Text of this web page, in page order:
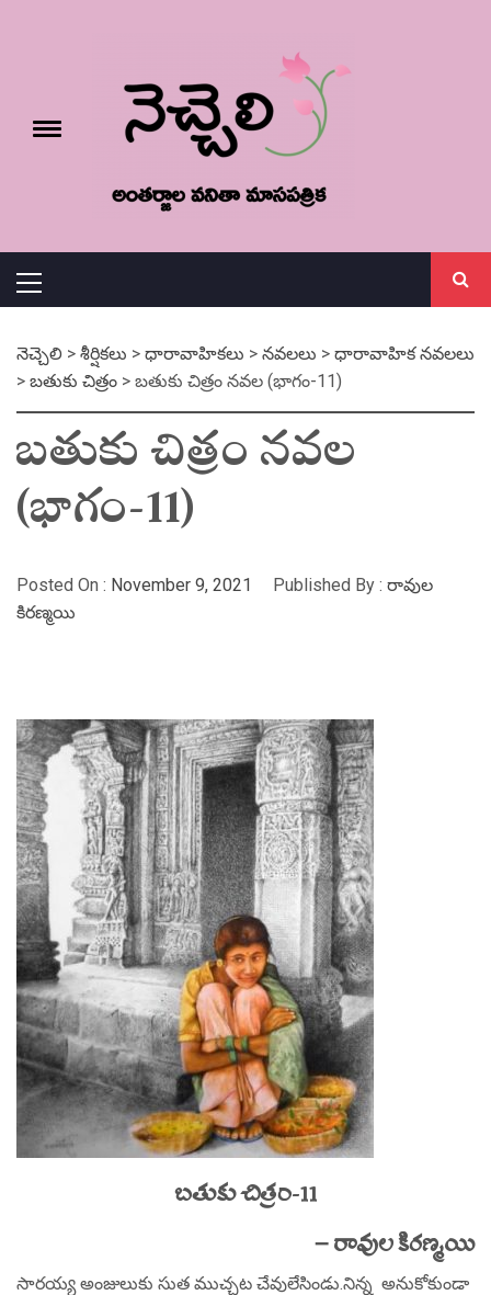
Toggle
Menu
నెచ్చెలి > శీర్షికలు > ధారావాహికలు > నవలలు > ధారావాహిక నవలలు
> బతుకు చిత్రం > బతుకు చిత్రం నవల (భాగం-11)
బతుకు చిత్రం నవల
(భాగం-11)
Posted On : November 9, 2021 Published By : రావుల
కిరణ్మయి
బతుకు చిత్రం-11
– రావుల కిరణ్మయి
సారయ్య అంజులుకు సుత ముచ్చట చేవులేసిండు.నిన్న అనుకోకుండా